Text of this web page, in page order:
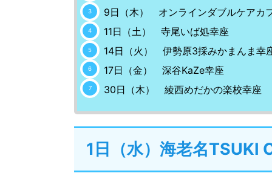
9日（木） オンラインダブルケアカ
11日（土） 寺尾いば処幸座
14日（火） 伊勢原3採みかまんま幸
17日（金） 深谷KaZe幸座
30日（木） 綾西めだかの楽校幸座
1日（水）海老名TSUKI